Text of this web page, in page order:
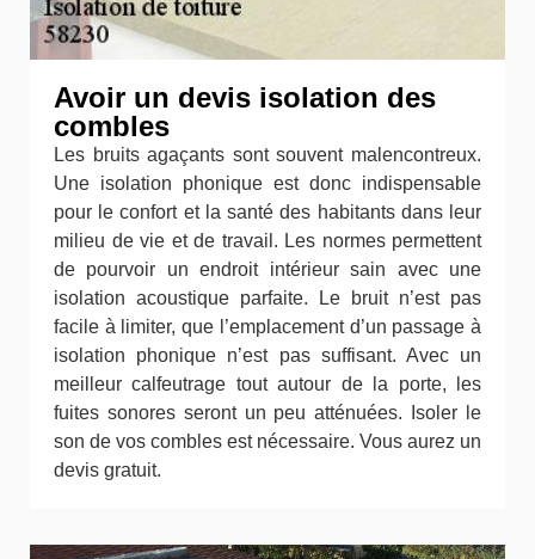
Avoir un devis isolation des
combles
Les bruits agaçants sont souvent malencontreux.
Une isolation phonique est donc indispensable
pour le confort et la santé des habitants dans leur
milieu de vie et de travail. Les normes permettent
de pourvoir un endroit intérieur sain avec une
isolation acoustique parfaite. Le bruit n’est pas
facile à limiter, que l’emplacement d’un passage à
isolation phonique n’est pas suffisant. Avec un
meilleur calfeutrage tout autour de la porte, les
fuites sonores seront un peu atténuées. Isoler le
son de vos combles est nécessaire. Vous aurez un
devis gratuit.